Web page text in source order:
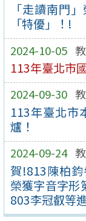
「走讀南門
「特優」！!
2024-10-05
113年臺北市
2024-09-30
113年臺北市
爐！
2024-09-24
賀!813陳柏
榮獲字音字形
803李冠叡等